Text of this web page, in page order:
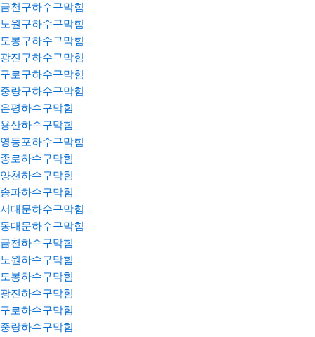
금천구하수구막힘
노원구하수구막힘
도봉구하수구막힘
광진구하수구막힘
구로구하수구막힘
중랑구하수구막힘
은평하수구막힘
용산하수구막힘
영등포하수구막힘
종로하수구막힘
양천하수구막힘
송파하수구막힘
서대문하수구막힘
동대문하수구막힘
금천하수구막힘
노원하수구막힘
도봉하수구막힘
광진하수구막힘
구로하수구막힘
중랑하수구막힘